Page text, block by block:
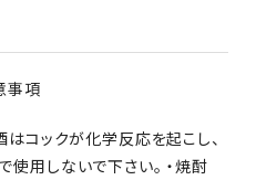
事項
はコックが化学反応を起こし、
用しないで下さい。 ・焼酎